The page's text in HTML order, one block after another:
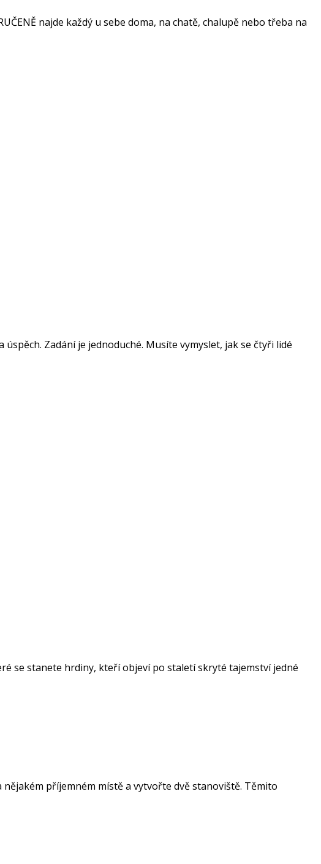
najde každý u sebe doma, na chatě, chalupě nebo třeba na
Zadání je jednoduché. Musíte vymyslet, jak se čtyři lidé
se stanete hrdiny, kteří objeví po staletí skryté tajemství jedné
nějakém příjemném místě a vytvořte dvě stanoviště. Těmito